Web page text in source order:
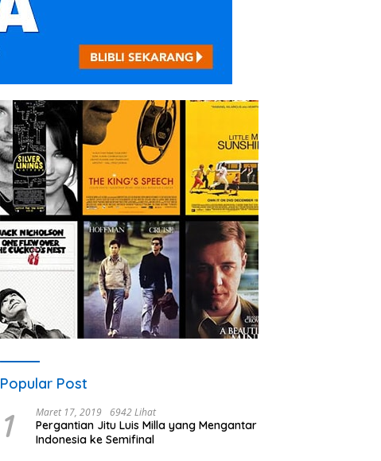
Popular Post
1 Maret 17, 2019 6942 Lihat
Pergantian Jitu Luis Milla yang Mengantar
Indonesia ke Semifinal